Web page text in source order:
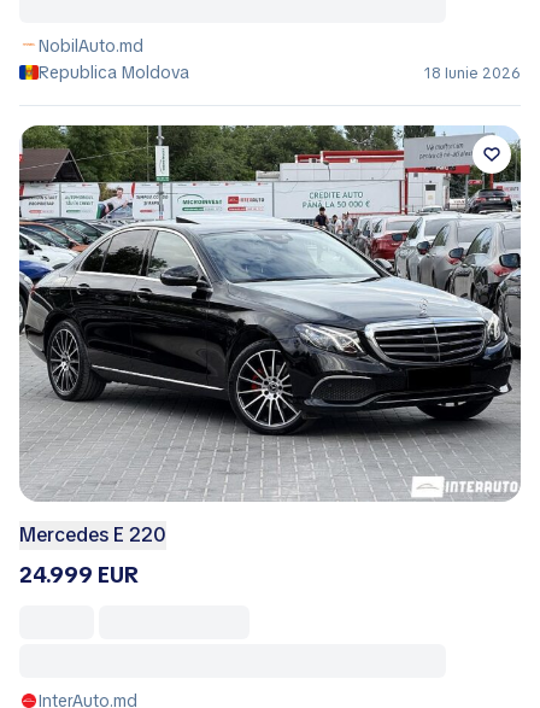
NobilAuto.md
Republica Moldova
18 Iunie 2026
Mercedes E 220
24.999 EUR
InterAuto.md